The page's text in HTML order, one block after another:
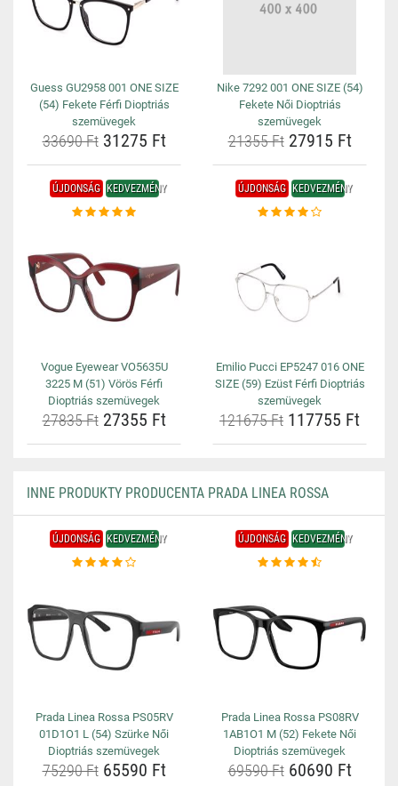
Guess GU2958 001 ONE SIZE
(54) Fekete Férfi Dioptriás
szemüvegek
33690 Ft31275 Ft
Nike 7292 001 ONE SIZE (54)
Fekete Női Dioptriás
szemüvegek
21355 Ft27915 Ft
ÚJDONSÁG KEDVEZMÉNY
Vogue Eyewear VO5635U
3225 M (51) Vörös Férfi
Dioptriás szemüvegek
27835 Ft27355 Ft
ÚJDONSÁG KEDVEZMÉNY
Emilio Pucci EP5247 016 ONE
SIZE (59) Ezüst Férfi Dioptriás
szemüvegek
121675 Ft 117755 Ft
INNE PRODUKTY PRODUCENTA PRADA LINEA ROSSA
ÚJDONSÁG KEDVEZMÉNY
Prada Linea Rossa PS05RV
01D1O1 L (54) Szürke Női
Dioptriás szemüvegek
75290 Ft65590 Ft
ÚJDONSÁG KEDVEZMÉNY
Prada Linea Rossa PS08RV
1AB1O1 M (52) Fekete Női
Dioptriás szemüvegek
69590 Ft60690 Ft